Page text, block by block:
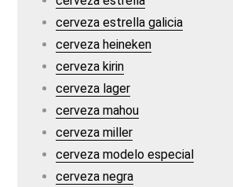
cerveza estrella galicia
cerveza heineken
cerveza kirin
cerveza lager
cerveza mahou
cerveza miller
cerveza modelo especial
cerveza negra